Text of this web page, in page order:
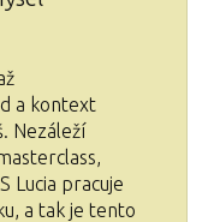
a kontext
Nezáleží
Lucia pracuje
a tak je tento